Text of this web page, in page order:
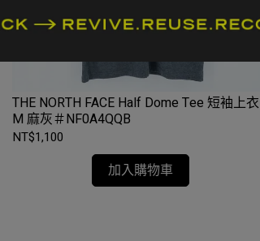
THE NORTH FACE Half Dome Tee 短袖上衣
M 麻灰＃NF0A4QQB
NT$1,100
加入購物車